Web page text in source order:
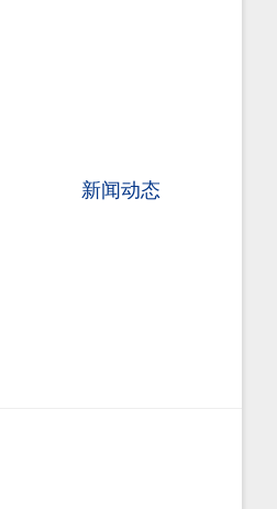
新闻动态